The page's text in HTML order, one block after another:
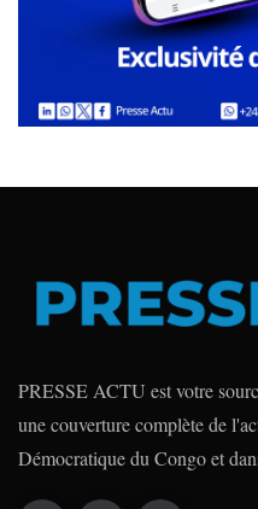
PRESSE ACTU est votre
une couverture complète de
Démocratique du Congo et